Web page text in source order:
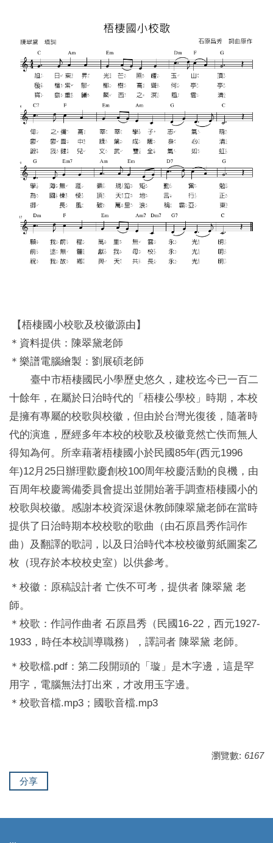
【梧棲國小校歌及校徽源由】
＊資料提供：陳翠黛老師
＊樂譜電腦繪製：劉展碩老師
臺中市梧棲國民小學歷史悠久，建校迄今已一百二
十餘年，在屬於日治時代的「梧棲公學校」時期，本校
是擁有專屬的校歌與校徽，但由於台灣光復後，隨著時
代的演進，歷經多年本校的校歌及校徽竟然亡佚而無人
得知為何。所幸藉著梧棲國小於民國85年(西元1996
年)12月25日辦理歡慶創校100周年校慶活動的良機，由
百周年校慶籌備委員會提出並開始著手調查梧棲國小的
校歌與校徽。 感謝本校資深退休教師陳翠黛老師在當時
提供了日治時期本校校歌的歌曲（由石原昌秀作詞作
曲）及翻譯的歌詞，以及日治時代本校校徽剪紙圖案乙
枚（現存於本校校史室）以供參考。
＊校徽：原稿設計者 亡佚不可考，提供者 陳翠黛 老
師。
＊校歌：作詞作曲者 石原昌秀（民國16-22，西元1927-
1933，時任本校訓導職務），譯詞者 陳翠黛 老師。
＊ 校歌檔.pdf ：第二段開頭的「璇」是木字邊，這是罕
用字，電腦無法打出來，才改用玉字邊。
＊ 校歌音檔.mp3 ； 國歌音檔.mp3
瀏覽數: 6167
分享